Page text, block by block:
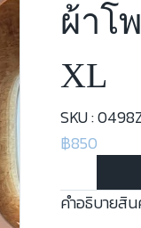
ผ้าโ
XL
SKU :
฿850
คำอธิบายสิ